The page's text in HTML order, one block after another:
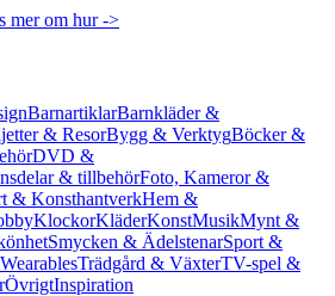
mer om hur ->
BarnartiklarBarnkläder &
& ResorBygg & VerktygBöcker &
DVD &
& tillbehörFoto, Kameror &
& KonsthantverkHem &
KlockorKläderKonstMusikMynt &
Smycken & ÄdelstenarSport &
Trädgård & VäxterTV-spel &
ÖvrigtInspiration